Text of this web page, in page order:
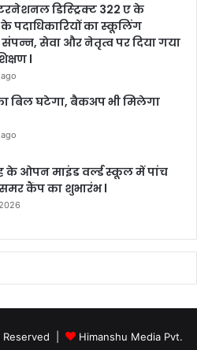
डिस्ट्रिक्ट 322 ए के
पदाधिकारियों का स्कूलिंग
संपन्न, सेवा और नेतृत्व पर दिया गया
l
बिल घटेगा, बैकअप भी मिलेगा
के ओपन माइंड वर्ल्ड स्कूल में पांच
कैंप का शुभारंभ l
Reserved | Himanshu Media Pvt.